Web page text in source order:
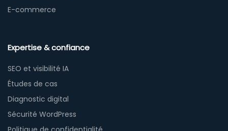
E-commerce
Expertise & confiance
SEO et visibilité IA
Études de cas
Diagnostic digital
Sécurité WordPress